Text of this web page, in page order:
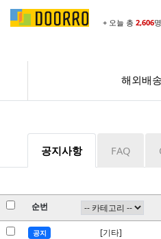
+ 오늘 총 2,606
해외배
공지사항 FAQ
순번
공지 [기타]